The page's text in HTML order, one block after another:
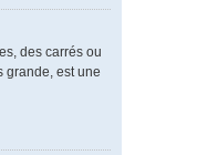
des carrés ou
grande, est une